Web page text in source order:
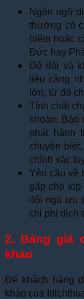
Ngôn ngữ
thường có
hiếm hoặc
Đức hay
Độ dài và
liệu càng
lớn, từ đó
Tính chất
khoán: Báo
phát hành
chuyên
chính xác
Yêu cầu về
gấp cho
đội ngũ ưu
chi phí dịch
2. Bảng giá
khảo
Để khách hàng
khảo của